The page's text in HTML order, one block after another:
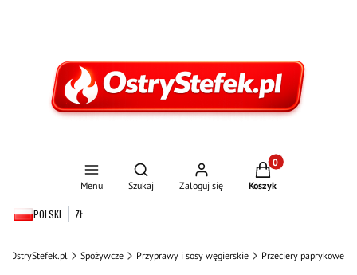
Menu
Otwórz wyszukiwarkę
Szukaj Zaloguj się
Produkty w
Koszyk
POLSKI ZŁ
OstryStefek.pl Spożywcze Przyprawy i sosy węgierskie Przeciery paprykowe